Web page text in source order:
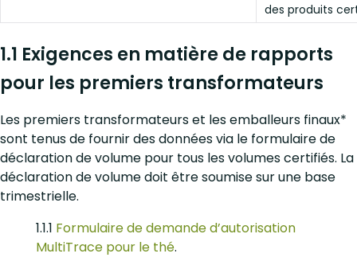
des produits
1.1 Exigences en matière de rapports
pour les premiers transformateurs
Les premiers transformateurs et les emballeurs finaux*
sont tenus de fournir des données via le formulaire de
déclaration de volume pour tous les volumes certifiés. La
déclaration de volume doit être soumise sur une base
trimestrielle.
1.1.1 Formulaire de demande d’autorisation
MultiTrace pour le thé.